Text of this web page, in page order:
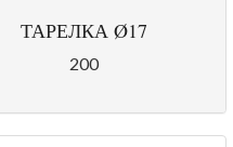
ТАРЕЛКА Ø17
200